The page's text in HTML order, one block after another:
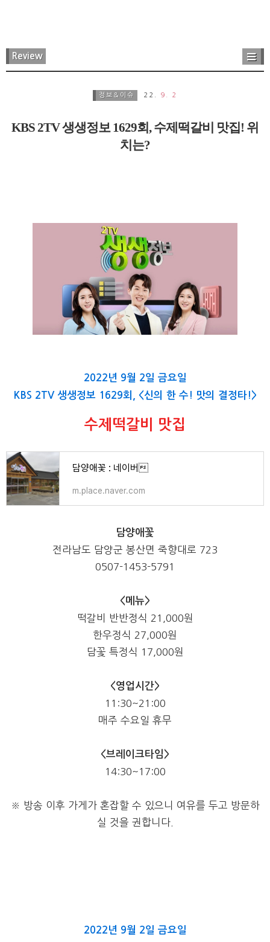
Review
정보&이슈 22. 9. 2
KBS 2TV 생생정보 1629회, 수제떡갈비 맛집! 위
치는?
2022년 9월 2일 금요일
KBS 2TV 생생정보 1629회, <신의 한 수! 맛의 결정타!>
수제떡갈비 맛집
담양애꽃 : 네이버
m.place.naver.com
담양애꽃
전라남도 담양군 봉산면 죽향대로 723
0507-1453-5791
<메뉴>
떡갈비 반반정식 21,000원
한우정식 27,000원
담꽃 특정식 17,000원
<영업시간>
11:30~21:00
매주 수요일 휴무
<브레이크타임>
14:30~17:00
※ 방송 이후 가게가 혼잡할 수 있으니 여유를 두고 방문하
실 것을 권합니다.
2022년 9월 2일 금요일